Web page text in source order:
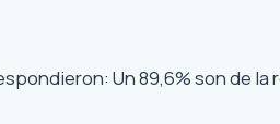
Un 89,6% son de la